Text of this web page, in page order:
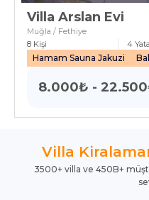
Villa Arslan Evi
Muğla / Fethiye
8 Kişi 4
Hamam Sauna Jakuzi
8.000₺ - 22.500
Villa
3500+ villa ve 450B+